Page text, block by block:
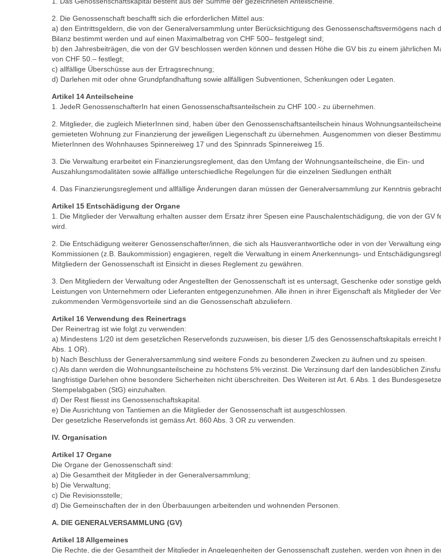
2. Die Genossenschaft beschafft sich die erforderlichen Mittel aus:
a) den Eintrittsgeldern, die von der Generalversammlung unter Berücksichtigung des Genossen­schaftsvermögens nach
Bilanz bestimmt werden und auf einen Maximalbetrag von CHF 500– festgelegt sind;
b) den Jahresbeiträgen, die von der GV beschlossen werden können und dessen Höhe die GV bis zu einem jährlichen
von CHF 50.– festlegt;
c) allfällige Überschüsse aus der Ertragsrechnung;
d) Darlehen mit oder ohne Grundpfandhaftung sowie allfälligen Subventionen, Schenkungen oder Legaten.
Artikel 14 Anteilscheine
1. JedeR GenossenschafterIn hat einen Genossenschaftsanteilschein zu CHF 100.- zu übernehmen.
2. Mitglieder, die zugleich MieterInnen sind, haben über den Genossenschaftsanteilschein hinaus
gemieteten Wohnung zur Finanzierung der jeweiligen Liegenschaft zu übernehmen. Ausgenommen von dieser
MieterInnen des Wohnhauses Spinnereiweg 17 und des Spinnrads Spinnereiweg 15.
3. Die Verwaltung erarbeitet ein Finanzierungsreglement, das den Umfang der Wohnungsanteilscheine, die Ein- und
Auszahlungsmodalitäten sowie allfällige unterschiedliche Regelungen für die einzelnen Siedlungen enthält
4. Das Finanzierungsreglement und allfällige Änderungen daran müssen der Generalversammlung zur Kenntnis gebracht
Artikel 15 Entschädigung der Organe
1. Die Mitglieder der Verwaltung erhalten ausser dem Ersatz ihrer Spesen eine Pauschalentschädigung, die von der GV
wird.
2. Die Entschädigung weiterer Genossenschafter/innen, die sich als Hausverantwortliche oder in von der Verwaltung
Kommissionen (z.B. Baukommission) engagieren, regelt die Verwaltung in einem Anerkennungs- und
Mitgliedern der Genossenschaft ist Einsicht in dieses Reglement zu gewähren.
3. Den Mitgliedern der Verwaltung oder Angestellten der Genossenschaft ist es untersagt, Geschenke oder sonstige
Leistungen von Unternehmern oder Lieferanten entgegenzunehmen. Alle ihnen in ihrer Eigenschaft als Mitglieder der
zukommenden Vermögensvorteile sind an die Genossenschaft abzuliefern.
Artikel 16 Verwendung des Reinertrags
Der Reinertrag ist wie folgt zu verwenden:
a) Mindestens 1/20 ist dem gesetzlichen Reservefonds zuzu­weisen, bis dieser 1/5 des Genossenschaftskapitals erreicht
Abs. 1 OR).
b) Nach Beschluss der Generalversammlung sind wei­tere Fonds zu besonderen Zwecken zu äufnen und zu speisen.
c) Als dann werden die Wohnungsanteilscheine zu höchstens 5% verzinst. Die Verzinsung darf den landesüblichen
langfristige Darlehen ohne besondere Sicherheiten nicht überschreiten. Des Weiteren ist Art. 6 Abs. 1 des
Stempelabgaben (StG) einzuhalten.
d) Der Rest fliesst ins Genossenschaftskapital.
e) Die Ausrichtung von Tantiemen an die Mitglieder der Genossenschaft ist ausgeschlossen.
Der gesetzliche Reservefonds ist gemäss Art. 860 Abs. 3 OR zu verwenden.
IV. Organisation
Artikel 17 Organe
Die Organe der Genossenschaft sind:
a) Die Gesamtheit der Mitglieder in der General­versammlung;
b) Die Verwaltung;
c) Die Revisionsstelle;
d) Die Gemeinschaften der in den Überbauungen arbeitenden und wohnenden Personen.
A. DIE GENERALVERSAMMLUNG (GV)
Artikel 18 Allgemeines
Die Rechte, die der Gesamtheit der Mitglieder in Angele­genheiten der Genossenschaft zustehen, werden von ihnen in